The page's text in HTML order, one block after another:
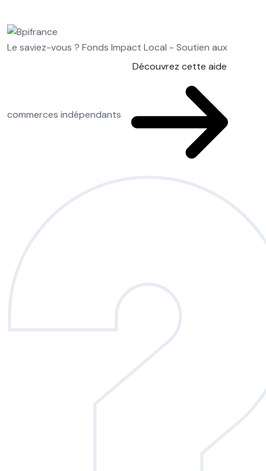
Le saviez-vous ? Fonds Impact Local - Soutien aux
commerces indépendants
Découvrez cette aide